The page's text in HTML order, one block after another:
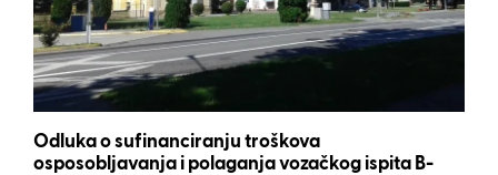
Odluka o sufinanciranju troškova
osposobljavanja i polaganja vozačkog ispita B-